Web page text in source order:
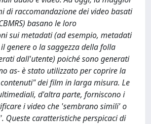
di raccomandazione dei video basati
basano le loro
sui metadati (ad esempio, metadati
genere o la saggezza della folla
dall'utente) poiché sono generati
as- è stato utilizzato per coprire la
dei film in larga misura. Le
d'altra parte, forniscono i
i video che 'sembrano simili' o
Queste caratteristiche perspicaci di